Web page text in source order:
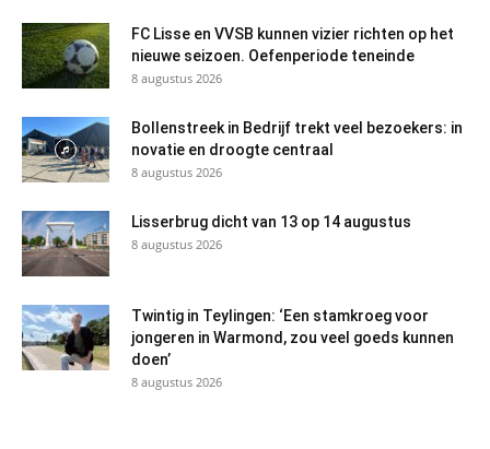
FC Lisse en VVSB kunnen vizier richten op het
nieuwe seizoen. Oefenperiode teneinde
8 augustus 2026
Bollenstreek in Bedrijf trekt veel bezoekers: in
novatie en droogte centraal
8 augustus 2026
Lisserbrug dicht van 13 op 14 augustus
8 augustus 2026
Twintig in Teylingen: ‘Een stamkroeg voor
jongeren in Warmond, zou veel goeds kunnen
doen’
8 augustus 2026